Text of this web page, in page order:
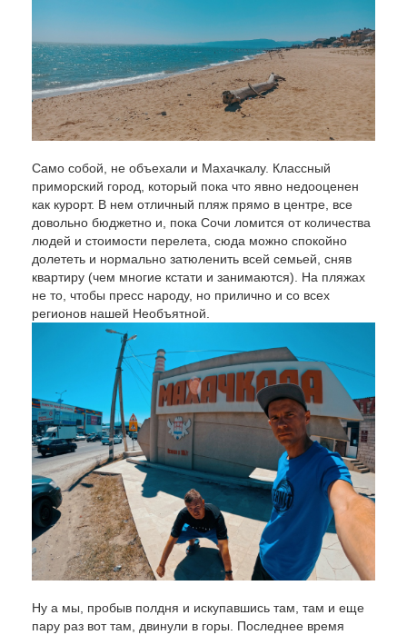
Само собой, не объехали и Махачкалу. Классный
приморский город, который пока что явно недооценен
как курорт. В нем отличный пляж прямо в центре, все
довольно бюджетно и, пока Сочи ломится от количества
людей и стоимости перелета, сюда можно спокойно
долететь и нормально затюленить всей семьей, сняв
квартиру (чем многие кстати и занимаются). На пляжах
не то, чтобы пресс народу, но прилично и со всех
регионов нашей Необъятной.
Ну а мы, пробыв полдня и искупавшись там, там и еще
пару раз вот там, двинули в горы. Последнее время